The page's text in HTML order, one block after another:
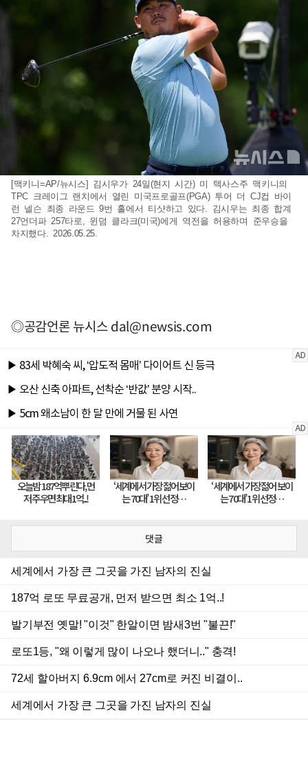
[맥키니=AP/뉴시스] 김시우가 24일(현지 시간) 미 텍사스주 맥키니의
TPC 크레이그 랜치에서 열린 미국프로골프(PGA) 투어 더 CJ컵 바이
런 넬슨 최종 라운드 9번 홀에서 티샷하고 있다. 김시우는 최종 합계
27언더파 257타로, 윈덤 클라크(미국)에게 역전을 허용하며 준우승을
차지했다. 2026.05.25.
◎공감언론 뉴시스dal@newsis.com
댓글